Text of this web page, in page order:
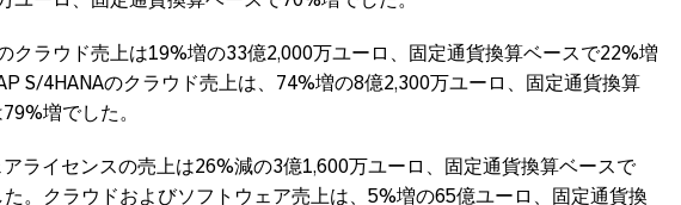
クラウド売上は19%増の33億2,000万ユーロ、固定通貨換算ベースで22%増
S/4HANAのクラウド売上は、74%増の8億2,300万ユーロ、固定通貨換算
増でした。
アライセンスの売上は26%減の3億1,600万ユーロ、固定通貨換算ベースで
。クラウドおよびソフトウェア売上は、5%増の65億ユーロ、固定通貨換